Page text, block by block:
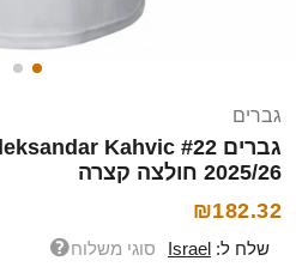
גברים
2025/26 חולצה קצרה
₪182.32
שלח ל: Israel סוגי משלוח